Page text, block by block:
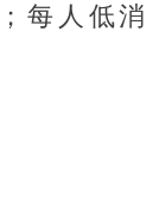
每人低消